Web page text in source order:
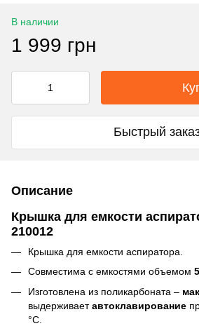
В наличии
1 999 грн
Быстрый
Описание
Крышка для емкости
210012
Крышка для емкости аспиратора.
Совместима с емкостями объемом
Изготовлена из поликарбоната –
выдерживаетавтоклавирование
°С.